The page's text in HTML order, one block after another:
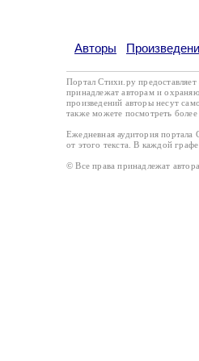
Авторы
Портал Стихи.ру
принадлежат авторам и
произведений авторы несут
также можете посмотреть
Ежедневная аудитория
от этого текста. В каждой
© Все права принадлежат